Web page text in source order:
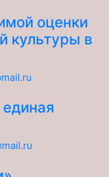
оценки
культуры в